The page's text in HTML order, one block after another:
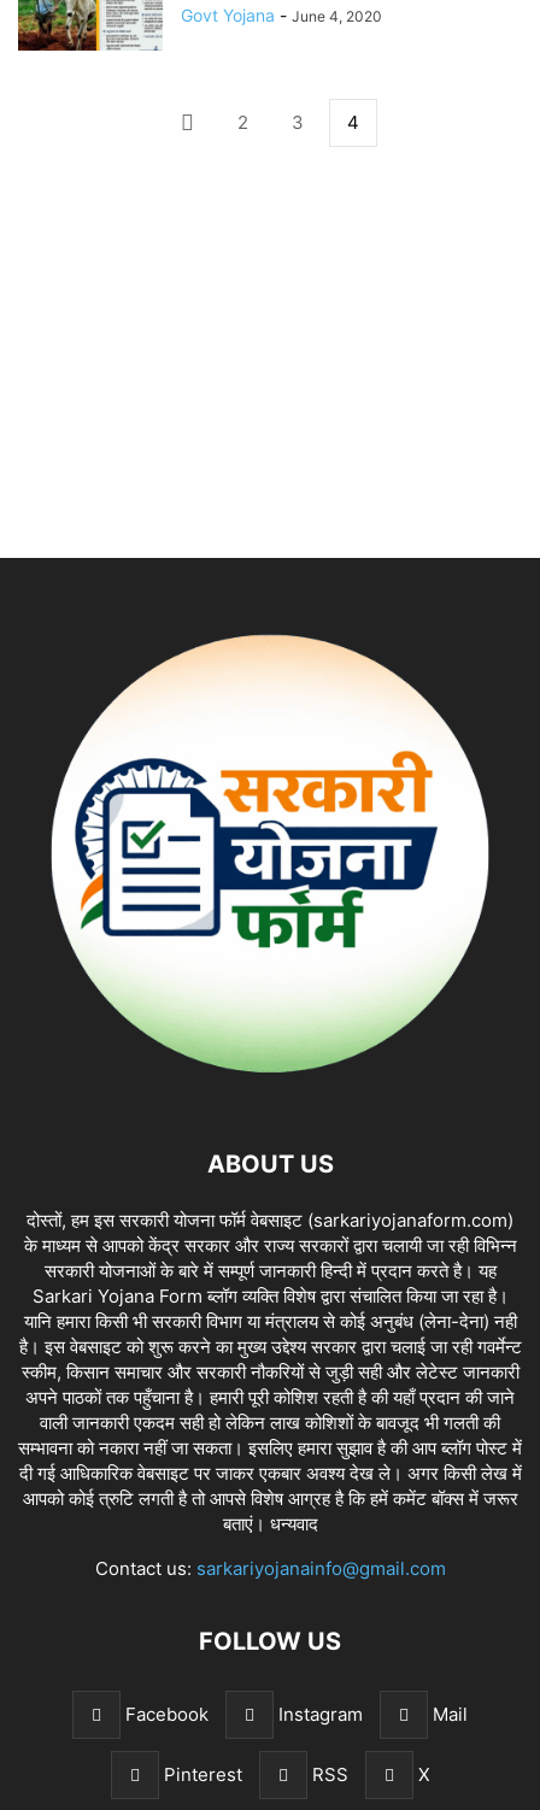
Govt Yojana - June 4, 2020
2 3 4
ABOUT US
दोस्तों, हम इस सरकारी योजना फॉर्म वेबसाइट (sarkariyojanaform.com)
के माध्यम से आपको केंद्र सरकार और राज्य सरकारों द्वारा चलायी जा रही विभिन्न
सरकारी योजनाओं के बारे में सम्पूर्ण जानकारी हिन्दी में प्रदान करते है। यह
Sarkari Yojana Form ब्लॉग व्यक्ति विशेष द्वारा संचालित किया जा रहा है।
यानि हमारा किसी भी सरकारी विभाग या मंत्रालय से कोई अनुबंध (लेना-देना) नही
है। इस वेबसाइट को शुरू करने का मुख्य उद्देश्य सरकार द्वारा चलाई जा रही गवर्मेन्ट
स्कीम, किसान समाचार और सरकारी नौकरियों से जुड़ी सही और लेटेस्ट जानकारी
अपने पाठकों तक पहुँचाना है। हमारी पूरी कोशिश रहती है की यहाँ प्रदान की जाने
वाली जानकारी एकदम सही हो लेकिन लाख कोशिशों के बावजूद भी गलती की
सम्भावना को नकारा नहीं जा सकता। इसलिए हमारा सुझाव है की आप ब्लॉग पोस्ट में
दी गई आधिकारिक वेबसाइट पर जाकर एकबार अवश्य देख ले। अगर किसी लेख में
आपको कोई त्रुटि लगती है तो आपसे विशेष आग्रह है कि हमें कमेंट बॉक्स में जरूर
बताएं। धन्यवाद
Contact us: sarkariyojanainfo@gmail.com
FOLLOW US
Facebook Instagram Mail
Pinterest RSS X